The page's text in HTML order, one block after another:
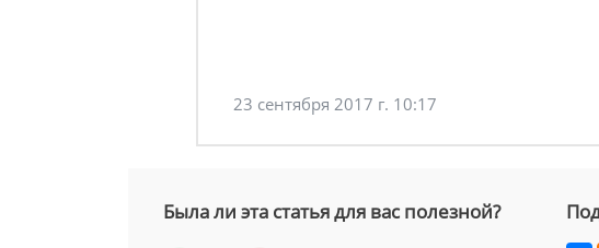
23 сентября 2017 г. 10:17
Была ли эта статья для вас полезной?